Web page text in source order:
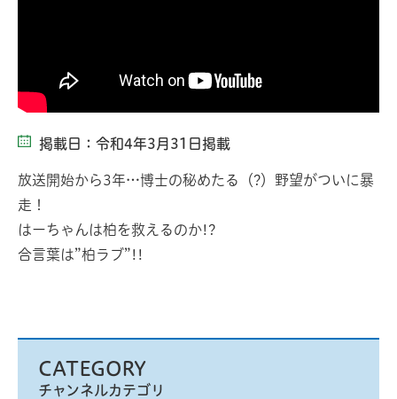
掲載日：令和4年3月31日掲載
放送開始から3年…博士の秘めたる（?）野望がついに暴
走！
はーちゃんは柏を救えるのか!?
合言葉は”柏ラブ”!!
CATEGORY
チャンネルカテゴリ